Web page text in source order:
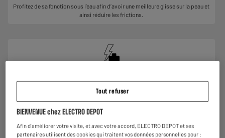
Profitez de sa fonction sous l’eau afin d’avoir une meilleure glisse sur la peau et
ainsi réduire les frictions.
Temps de charge
1 heures
Tout refuser
BIENVENUE chez ELECTRO DEPOT
Afin d'améliorer votre visite, et avec votre accord, ELECTRO DEPOT et ses
partenaires utilisent des cookies qui traitent vos données personnelles pour :